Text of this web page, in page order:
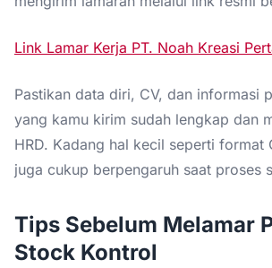
Link Lamar Kerja PT. Noah Kreasi
Pastikan data diri, CV, dan informasi
yang kamu kirim sudah lengkap dan
HRD. Kadang hal kecil seperti format
juga cukup berpengaruh saat proses
Tips Sebelum Melamar
Stock Kontrol